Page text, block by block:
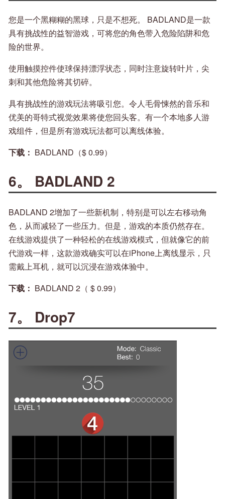
您是一个黑糊糊的黑球，只是不想死。 BADLAND是一款
具有挑战性的益智游戏，可将您的角色带入危险陷阱和危
险的世界。
使用触摸控件使球保持漂浮状态，同时注意旋转叶片，尖
刺和其他危险将其切碎。
具有挑战性的游戏玩法将吸引您。令人毛骨悚然的音乐和
优美的哥特式视觉效果将使您回头客。有一个本地多人游
戏组件，但是所有游戏玩法都可以离线体验。
下载： BADLAND（$ 0.99）
6。 BADLAND 2
BADLAND 2增加了一些新机制，特别是可以左右移动角
色，从而减轻了一些压力。但是，游戏的本质仍然存在。
在线游戏提供了一种轻松的在线游戏模式，但就像它的前
代游戏一样，这款游戏确实可以在iPhone上离线显示，只
需戴上耳机，就可以沉浸在游戏体验中。
下载： BADLAND 2（ $ 0.99）
7。 Drop7